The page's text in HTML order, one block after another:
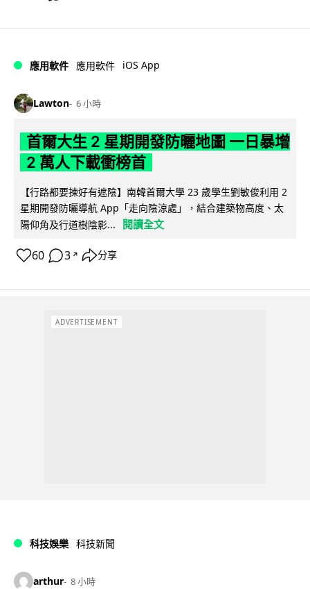
應用軟件 應用軟件 iOS App
Lawton 6 小時
首爾大生 2 星期開發防曬地圖 一日暴增
2 萬人下載衝榜首
【行路都要揀好有遮陰】南韓首爾大學 23 歲學生劉敏俊利用 2
星期開發防曬導航 App「走向陰涼處」，結合建築物高度、太
陽仰角及行道樹陰影...
閱讀全文
60 3 ↗ 分享
ADVERTISEMENT
科技娛樂 科技新聞
arthur 8 小時